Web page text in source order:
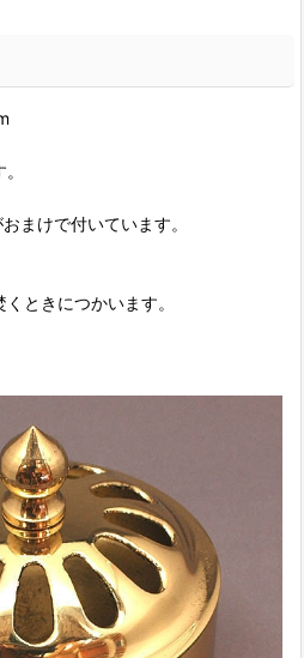
まけで付いています。
ときにつかいます。